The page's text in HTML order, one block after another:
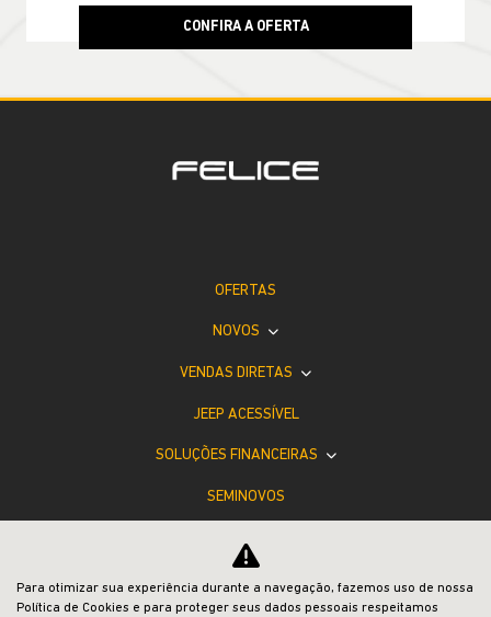
CONFIRA A OFERTA
OFERTAS
NOVOS
VENDAS DIRETAS
JEEP ACESSÍVEL
SOLUÇÕES FINANCEIRAS
SEMINOVOS
Para otimizar sua experiência durante a navegação, fazemos uso de nossa
Política de Cookies e para proteger seus dados pessoais respeitamos